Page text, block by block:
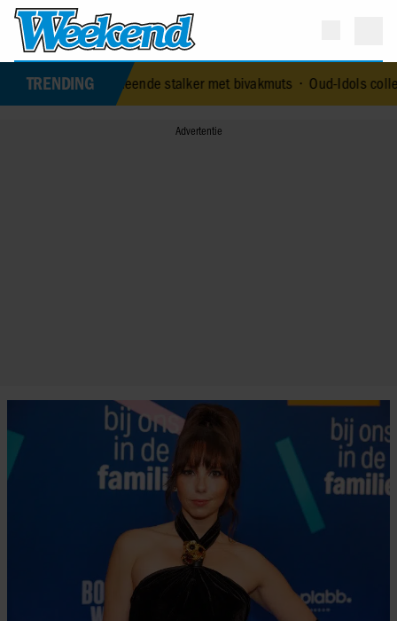
TRENDINGstalker met bivakmuts•Oud-Idols collega’s en Jim en